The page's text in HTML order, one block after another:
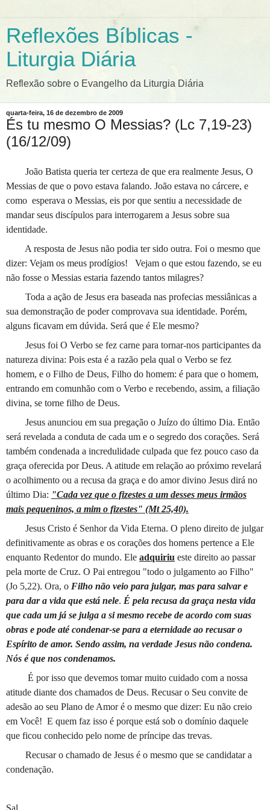
Reflexões Bíblicas -
Liturgia Diária
Reflexão sobre o Evangelho da Liturgia Diária
quarta-feira, 16 de dezembro de 2009
És tu mesmo O Messias? (Lc 7,19-23)
(16/12/09)
João Batista queria ter certeza de que era realmente Jesus, O
Messias de que o povo estava falando. João estava no cárcere, e
como esperava o Messias, eis por que sentiu a necessidade de
mandar seus discípulos para interrogarem a Jesus sobre sua
identidade.
A resposta de Jesus não podia ter sido outra. Foi o mesmo que
dizer: Vejam os meus prodígios!
Vejam o que estou fazendo, se eu
não fosse o Messias estaria fazendo tantos milagres?
Toda a ação de Jesus era baseada nas profecias messiânicas a
sua demonstração de poder comprovava sua identidade. Porém,
alguns ficavam em dúvida. Será que é Ele mesmo?
Jesus foi O Verbo se fez carne para tornar-nos participantes da
natureza divina: Pois esta é a razão pela qual o Verbo se fez
homem, e o Filho de Deus, Filho do homem: é para que o homem,
entrando em comunhão com o Verbo e recebendo, assim, a filiação
divina, se torne filho de Deus.
Jesus anunciou em sua pregação o Juízo do último Dia. Então
será revelada a conduta de cada um e o segredo dos corações. Será
também condenada a incredulidade culpada que fez pouco caso da
graça oferecida por Deus. A atitude em relação ao próximo revelará
o acolhimento ou a recusa da graça e do amor divino Jesus dirá no
último Dia: "Cada vez que o fizestes a um desses meus irmãos
mais pequeninos, a mim o fizestes" (Mt 25,40).
Jesus Cristo é Senhor da Vida Eterna. O pleno direito de julgar
definitivamente as obras e os corações dos homens pertence a Ele
enquanto Redentor do mundo. Ele adquiriu este direito ao passar
pela morte de Cruz. O Pai entregou "todo o julgamento ao Filho"
(Jo 5,22). Ora, o Filho não veio para julgar, mas para salvar e
para dar a vida que está nele. É pela recusa da graça nesta vida
que cada um já se julga a si mesmo recebe de acordo com suas
obras e pode até condenar-se para a eternidade ao recusar o
Espírito de amor. Sendo assim, na verdade Jesus não condena.
Nós é que nos condenamos.
É por isso que devemos tomar muito cuidado com a nossa
atitude diante dos chamados de Deus. Recusar o Seu convite de
adesão ao seu Plano de Amor é o mesmo que dizer: Eu não creio
em Você! E quem faz isso é porque está sob o domínio daquele
que ficou conhecido pelo nome de príncipe das trevas.
Recusar o chamado de Jesus é o mesmo que se candidatar a
condenação.
Sal.